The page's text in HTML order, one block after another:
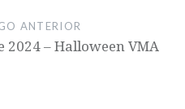
ANTERIOR
2024 – Halloween VMA